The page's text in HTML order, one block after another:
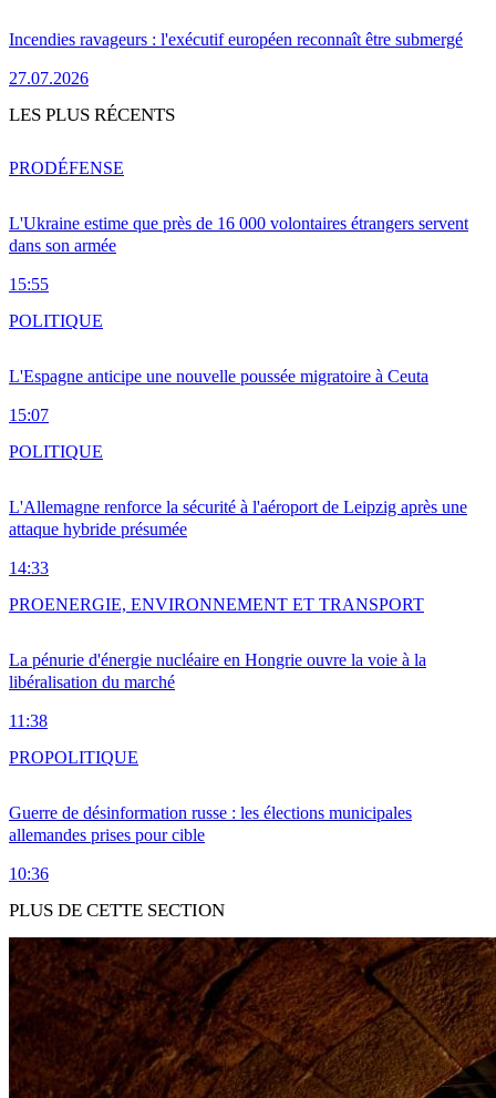
Incendies ravageurs : l'exécutif européen reconnaît être submergé
27.07.2026
LES PLUS RÉCENTS
L'Ukraine estime que près de 16 000 volontaires étrangers servent
dans son armée
15:55
PRODÉFENSE
L'Espagne anticipe une nouvelle poussée migratoire à Ceuta
15:07
POLITIQUE
L'Allemagne renforce la sécurité à l'aéroport de Leipzig après une
attaque hybride présumée
14:33
POLITIQUE
La pénurie d'énergie nucléaire en Hongrie ouvre la voie à la
libéralisation du marché
11:38
PROENERGIE, ENVIRONNEMENT ET TRANSPORT
Guerre de désinformation russe : les élections municipales
allemandes prises pour cible
10:36
PROPOLITIQUE
PLUS DE CETTE SECTION